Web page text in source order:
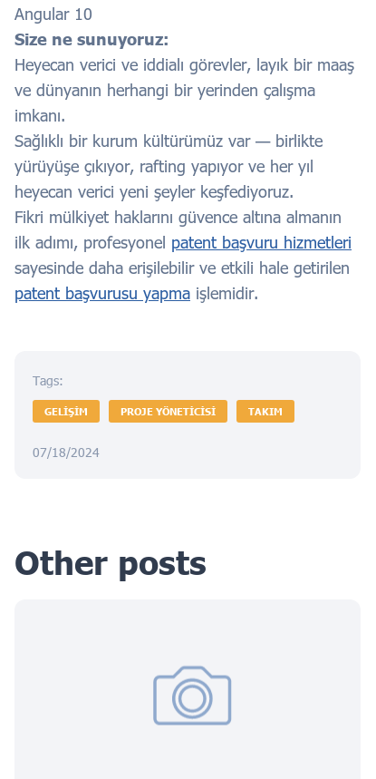
Angular 10
Size ne sunuyoruz:
Heyecan verici ve iddialı görevler, layık bir maaş
ve dünyanın herhangi bir yerinden çalışma
imkanı.
Sağlıklı bir kurum kültürümüz var — birlikte
yürüyüşe çıkıyor, rafting yapıyor ve her yıl
heyecan verici yeni şeyler keşfediyoruz.
Fikri mülkiyet haklarını güvence altına almanın
ilk adımı, profesyonel patent başvuru hizmetleri
sayesinde daha erişilebilir ve etkili hale getirilen
patent başvurusu yapma işlemidir.
Tags:
GELİŞİM PROJE YÖNETICISI TAKIM
07/18/2024
Other posts